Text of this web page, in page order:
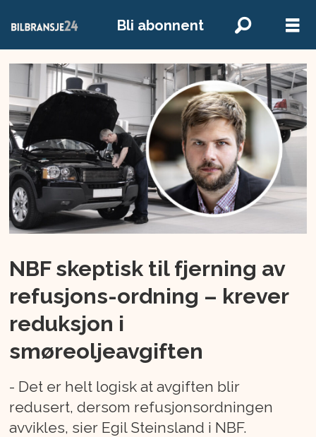
Bli abonnent
NBF skeptisk til fjerning av
refusjons-ordning – krever
reduksjon i
smøreoljeavgiften
- Det er helt logisk at avgiften blir
redusert, dersom refusjonsordningen
avvikles, sier Egil Steinsland i NBF.